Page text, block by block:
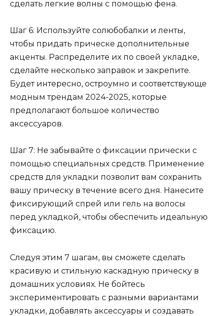
сделать легкие волны с помощью фена.
Шаг 6: Используйте солюбобалки и ленты,
чтобы придать прическе дополнительные
акценты. Распределите их по своей укладке,
сделайте несколько заправок и закрепите.
Будет интересно, остроумно и соответствующе
модным трендам 2024-2025, которые
предполагают большое количество
аксессуаров.
Шаг 7: Не забывайте о фиксации прически с
помощью специальных средств. Применение
средств для укладки позволит вам сохранить
вашу прическу в течение всего дня. Нанесите
фиксирующий спрей или гель на волосы
перед укладкой, чтобы обеспечить идеальную
фиксацию.
Следуя этим 7 шагам, вы сможете сделать
красивую и стильную каскадную прическу в
домашних условиях. Не бойтесь
экспериментировать с разными вариантами
укладки, добавлять аксессуары и создавать